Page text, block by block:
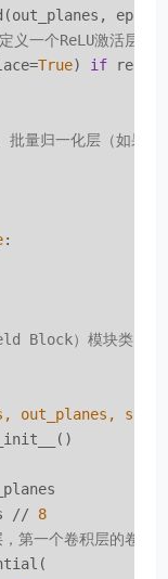
eps=
义一个ReLU激活层
True) if relu
量归一化层（如果有
:
Block）模块类
out_planes,
//
8
第一个卷积层的卷